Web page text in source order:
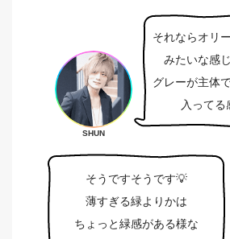
SHUN
それならオリ
みたいな感
グレーが主体
入ってる
そうですそうです💡
薄すぎる緑よりかは
ちょっと緑感がある様な